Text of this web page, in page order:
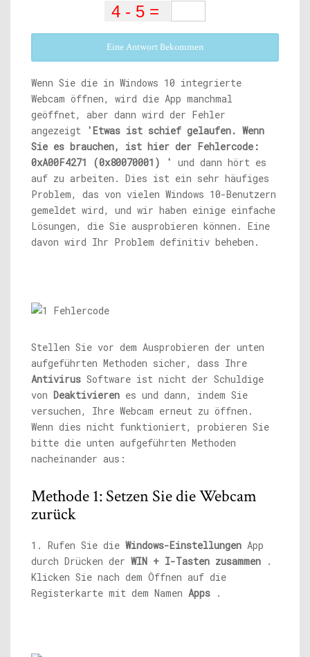
Eine Antwort Bekommen
Wenn Sie die in Windows 10 integrierte
Webcam öffnen, wird die App manchmal
geöffnet, aber dann wird der Fehler
angezeigt 'Etwas ist schief gelaufen. Wenn
Sie es brauchen, ist hier der Fehlercode:
0xA00F4271 (0x80070001) ' und dann hört es
auf zu arbeiten. Dies ist ein sehr häufiges
Problem, das von vielen Windows 10-Benutzern
gemeldet wird, und wir haben einige einfache
Lösungen, die Sie ausprobieren können. Eine
davon wird Ihr Problem definitiv beheben.
Stellen Sie vor dem Ausprobieren der unten
aufgeführten Methoden sicher, dass Ihre
Antivirus Software ist nicht der Schuldige
von Deaktivieren es und dann, indem Sie
versuchen, Ihre Webcam erneut zu öffnen.
Wenn dies nicht funktioniert, probieren Sie
bitte die unten aufgeführten Methoden
nacheinander aus:
Methode 1: Setzen Sie die Webcam
zurück
1. Rufen Sie die Windows-Einstellungen App
durch Drücken der WIN + I-Tasten zusammen .
Klicken Sie nach dem Öffnen auf die
Registerkarte mit dem Namen Apps .